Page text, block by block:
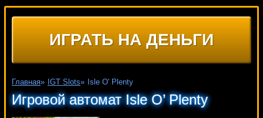
ИГРАТЬ НА ДЕНЬГИ
Главная» IGT Slots» Isle O' Plenty
Игровой автомат Isle O’ Plenty